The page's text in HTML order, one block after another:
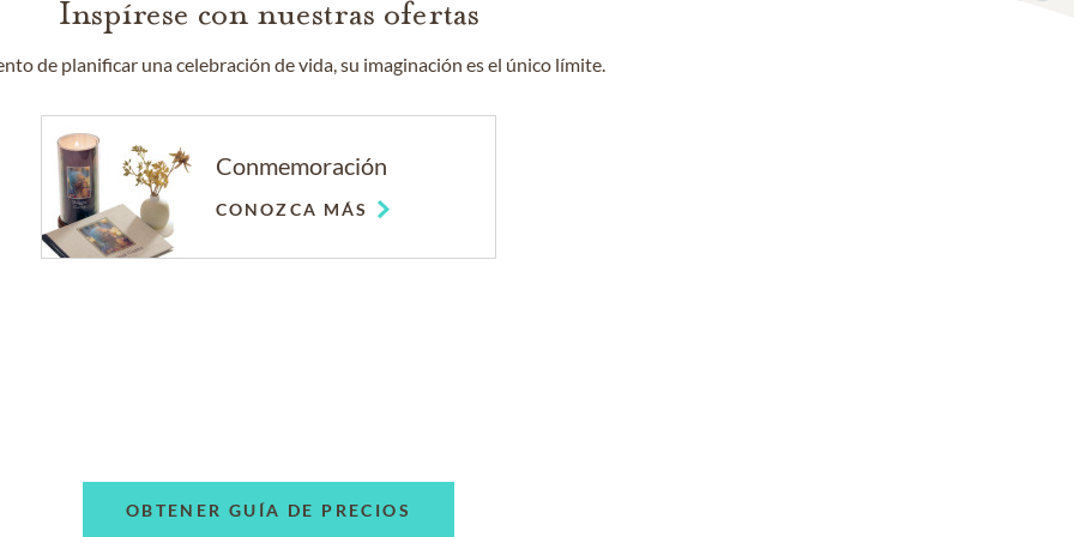
Inspírese con nuestras ofertas
de planificar una celebración de vida, su imaginación es el único límite.
Conmemoración
CONOZCA MÁS
OBTENER GUÍA DE PRECIOS